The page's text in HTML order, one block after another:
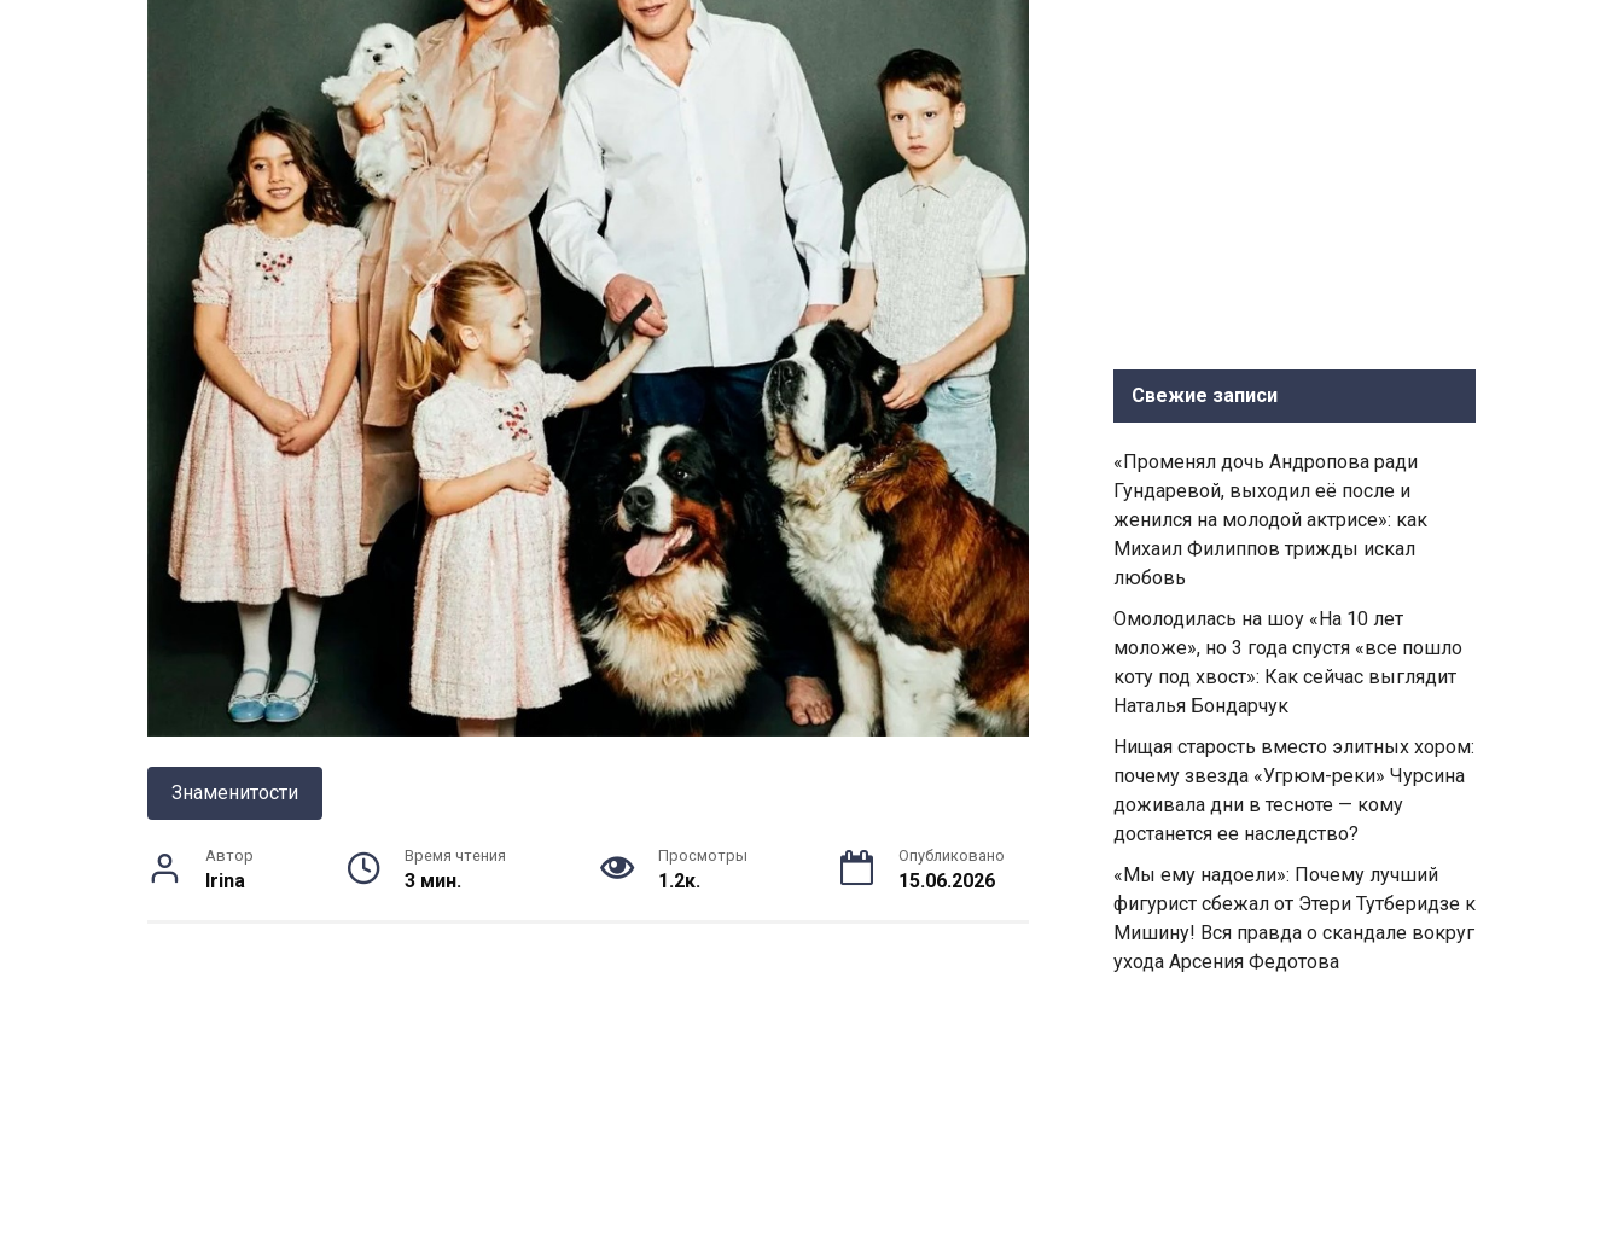
Знаменитости
Автор
Irina
Время чтения
3 мин.
Просмотры
1.2к.
Опубликовано
15.06.2026
Свежие записи
«Променял дочь Андропова ради
Гундаревой, выходил её после и
женился на молодой актрисе»: как
Михаил Филиппов трижды искал
любовь
Омолодилась на шоу «На 10 лет
моложе», но 3 года спустя «все пошло
коту под хвост»: Как сейчас выглядит
Наталья Бондарчук
Нищая старость вместо элитных хором:
почему звезда «Угрюм-реки» Чурсина
доживала дни в тесноте — кому
достанется ее наследство?
«Мы ему надоели»: Почему лучший
фигурист сбежал от Этери Тутберидзе к
Мишину! Вся правда о скандале вокруг
ухода Арсения Федотова